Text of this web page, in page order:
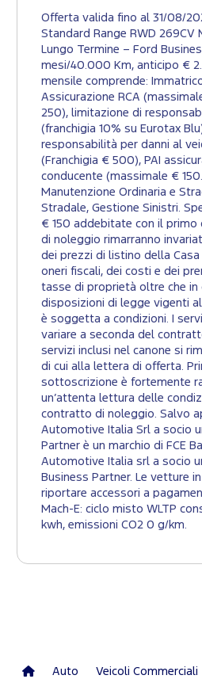
Offerta valida fino al 31/08/
Standard Range RWD 269CV
Lungo Termine – Ford
mesi/40.000 Km, anticipo €
mensile comprende:
Assicurazione RCA
250), limitazione di
(franchigia 10% su Eurotax
responsabilità per danni al
(Franchigia € 500), PAI
conducente (massimale €
Manutenzione Ordinaria e
Stradale, Gestione Sinistri.
€ 150 addebitate con il primo
di noleggio rimarranno
dei prezzi di listino della
oneri fiscali, dei costi e dei
tasse di proprietà oltre che in
disposizioni di legge vigenti al
è soggetta a condizioni. I
variare a seconda del
servizi inclusi nel canone si
di cui alla lettera di offerta.
sottoscrizione è fortemente
un’attenta lettura delle
contratto di noleggio. Salvo
Automotive Italia Srl a socio
Partner è un marchio di FCE
Automotive Italia srl a socio
Business Partner. Le vetture
riportare accessori a
Mach-E: ciclo misto WLTP
kwh, emissioni CO2 0 g/km.
Auto Veicoli Commerciali